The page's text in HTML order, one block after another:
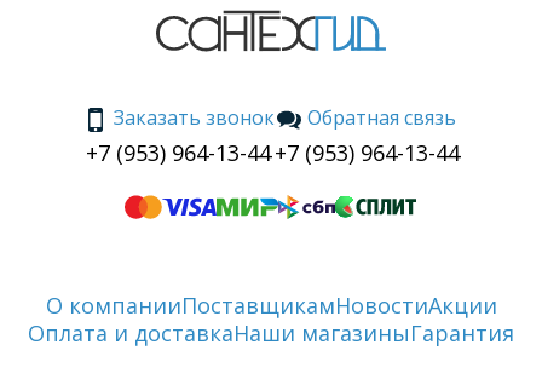
Заказать звонок
+7 (953) 964-13-44
Обратная связь
+7 (953) 964-13-44
О компанииПоставщикамНовостиАкции
Оплата и доставкаНаши магазиныГарантия